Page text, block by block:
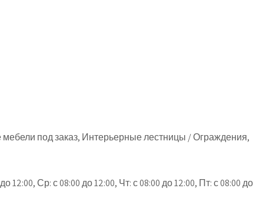
под заказ, Интерьерные лестницы / Ограждения,
12:00, Ср: с 08:00 до 12:00, Чт: с 08:00 до 12:00, Пт: с 08:00 до